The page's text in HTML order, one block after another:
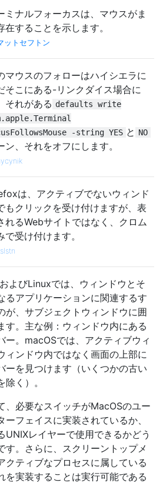
ミナルフォーカスは、マウスがま
在することを示します。
ットセフトン
マウスのフォローはハイシエラに
そこにある-リンクダイス場合に
それがある defaults write
-string YES と NO
ン、それをオフにします。
は、アクティブでないウィンド
もクリックを受け付けますが、表
れるWebサイトではなく、クロム
で受け付けます。
よびLinuxでは、ウィンドウとそ
るアプリケーションに関連するす
が、サブジェクトウィンドウに囲
す。主な例：ウィンドウ内にある
ー。macOSでは、アクティブウィ
ィンドウ内ではなく画面の上部に
ーを見つけます（いくつかの古い
く）。
、必要なスイッチがMacOSのユー
ーフェイスに実装されているか、
UNIXレイヤーで使用できるかどう
す。さらに、スクリーントップメ
クティブなプロセスに属している
を実装することは実行可能である